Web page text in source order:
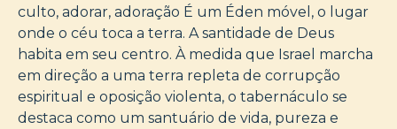
culto, adorar, adoração É um Éden móvel, o lugar
onde o céu toca a terra. A santidade de Deus
habita em seu centro. À medida que Israel marcha
em direção a uma terra repleta de corrupção
espiritual e oposição violenta, o tabernáculo se
destaca como um santuário de vida, pureza e